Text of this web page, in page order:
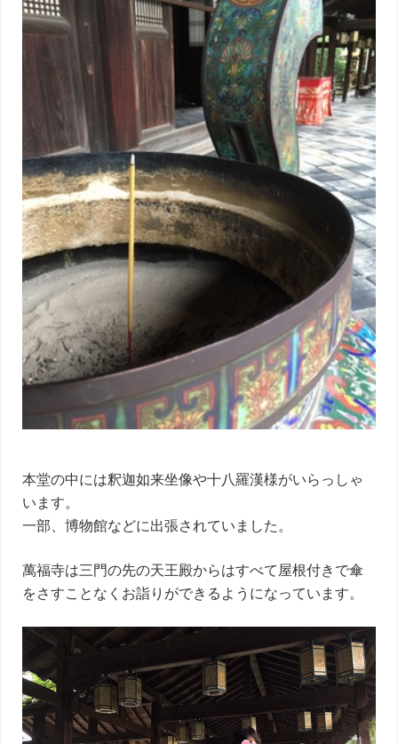
本堂の中には釈迦如来坐像や十八羅漢様がいらっしゃ
います。
一部、博物館などに出張されていました。
萬福寺は三門の先の天王殿からはすべて屋根付きで傘
をさすことなくお詣りができるようになっています。